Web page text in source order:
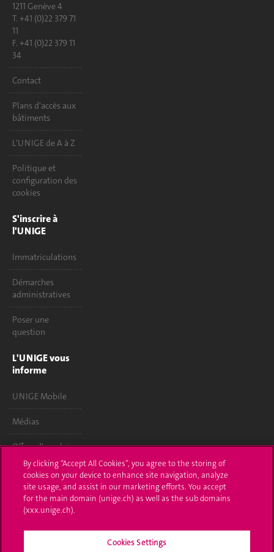
1211 Genève 4
T. +41 (0)22 379 71
11
F. +41 (0)22 379 11
34
Contact
Plans d'accès aux
bâtiments
L'UNIGE de A à Z
Politique et
configuration des
cookies
S'inscrire à
l'UNIGE
Immatriculations
Démarches
administratives
Poser une
question
L'UNIGE vous
informe
UNIGE Mobile
Médias
Offres d'emploi
Bibliothèque
Calendrier
académique
Médias sociaux
By clicking “Accept All Cookies”, you agree to the storing of
cookies on your device to enhance site navigation, analyze
site usage, and assist in our marketing efforts. You accept
for the main domain (unige.ch) as well as the sub domains
(xxx.unige.ch).
Cookies Settings